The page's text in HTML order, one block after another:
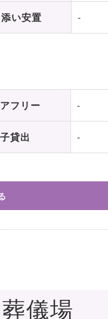
い安置 -
フリー -
貸出 -
儀場